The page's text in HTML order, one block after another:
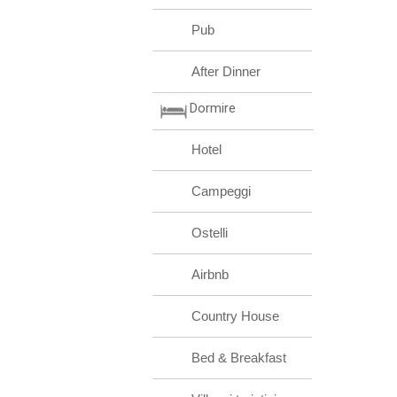
Pub
After Dinner
Dormire
Hotel
Campeggi
Ostelli
Airbnb
Country House
Bed & Breakfast